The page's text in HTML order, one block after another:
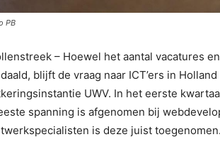
PB
– Hoewel het aantal vacatures
blijft de vraag naar ICT’ers in
UWV. In het eerste
spanning is afgenomen bij
is deze juist toegenomen.